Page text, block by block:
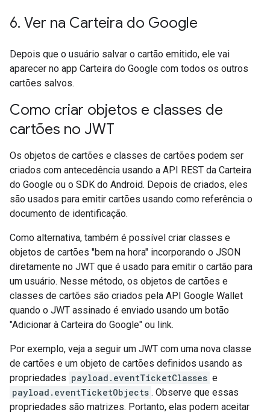
6. Ver na Carteira do Google
Depois que o usuário salvar o cartão emitido, ele vai
aparecer no app Carteira do Google com todos os outros
cartões salvos.
Como criar objetos e classes de
cartões no JWT
Os objetos de cartões e classes de cartões podem ser
criados com antecedência usando a API REST da Carteira
do Google ou o SDK do Android. Depois de criados, eles
são usados para emitir cartões usando como referência o
documento de identificação.
Como alternativa, também é possível criar classes e
objetos de cartões "bem na hora" incorporando o JSON
diretamente no JWT que é usado para emitir o cartão para
um usuário. Nesse método, os objetos de cartões e
classes de cartões são criados pela API Google Wallet
quando o JWT assinado é enviado usando um botão
"Adicionar à Carteira do Google" ou link.
Por exemplo, veja a seguir um JWT com uma nova classe
de cartões e um objeto de cartões definidos usando as
propriedades payload.eventTicketClasses e
payload.eventTicketObjects . Observe que essas
propriedades são matrizes. Portanto, elas podem aceitar